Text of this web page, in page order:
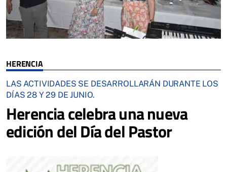
HERENCIA
LAS ACTIVIDADES SE DESARROLLARÁN DURANTE LOS
DÍAS 28 Y 29 DE JUNIO.
Herencia celebra una nueva
edición del Día del Pastor